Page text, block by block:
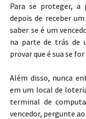
Para se proteger, a
depois de receber
saber se é um
na parte de trás de
provar que é sua se
Além disso, nunca
em um local de
terminal de
vencedor, pergunte